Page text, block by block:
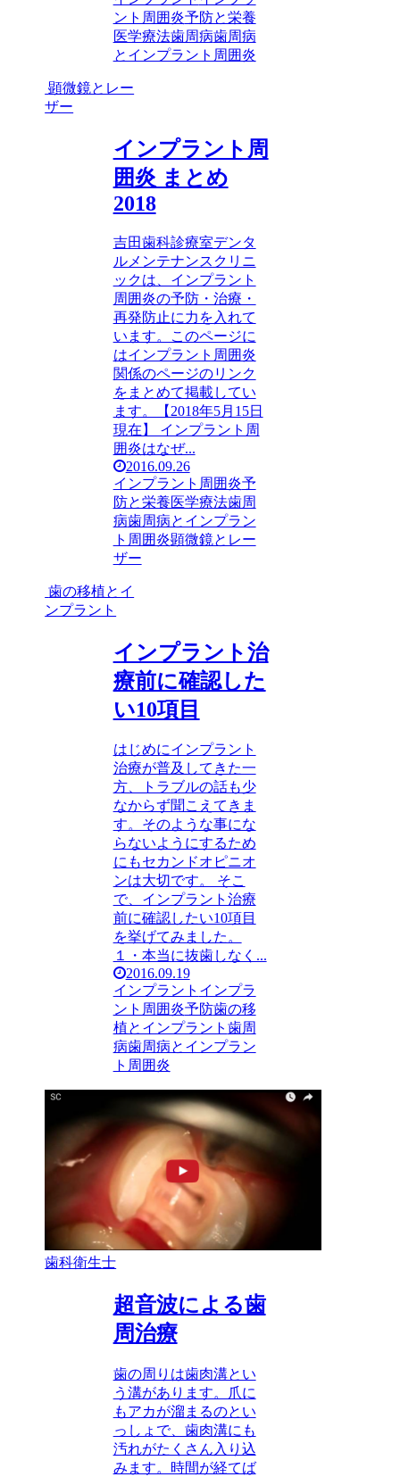
ント周囲炎予防と栄養
医学療法歯周病歯周病
とインプラント周囲炎
顕微鏡とレー
ザー
インプラント周
囲炎 まとめ
2018
吉田歯科診療室デンタ
ルメンテナンスクリニ
ックは、インプラント
周囲炎の予防・治療・
再発防止に力を入れて
います。このページに
はインプラント周囲炎
関係のページのリンク
をまとめて掲載してい
ます。【2018年5月15日
現在】 インプラント周
囲炎はなぜ...
2016.09.26
インプラント周囲炎予
防と栄養医学療法歯周
病歯周病とインプラン
ト周囲炎顕微鏡とレー
ザー
歯の移植とイ
ンプラント
インプラント治
療前に確認した
い10項目
はじめにインプラント
治療が普及してきた一
方、トラブルの話も少
なからず聞こえてきま
す。そのような事にな
らないようにするため
にもセカンドオピニオ
ンは大切です。 そこ
で、インプラント治療
前に確認したい10項目
を挙げてみました。
１・本当に抜歯しなく...
2016.09.19
インプラント インプラ
ント周囲炎予防歯の移
植とインプラント 歯周
病歯周病とインプラン
ト周囲炎
歯科衛生士
超音波による歯
周治療
歯の周りは歯肉溝とい
う溝があります。爪に
もアカが溜まるのとい
っしょで、歯肉溝にも
汚れがたくさん入り込
みます。時間が経てば